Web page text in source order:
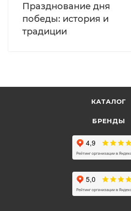
Празднование дня
победы: история и
традиции
КАТАЛОГ
БРЕНДЫ